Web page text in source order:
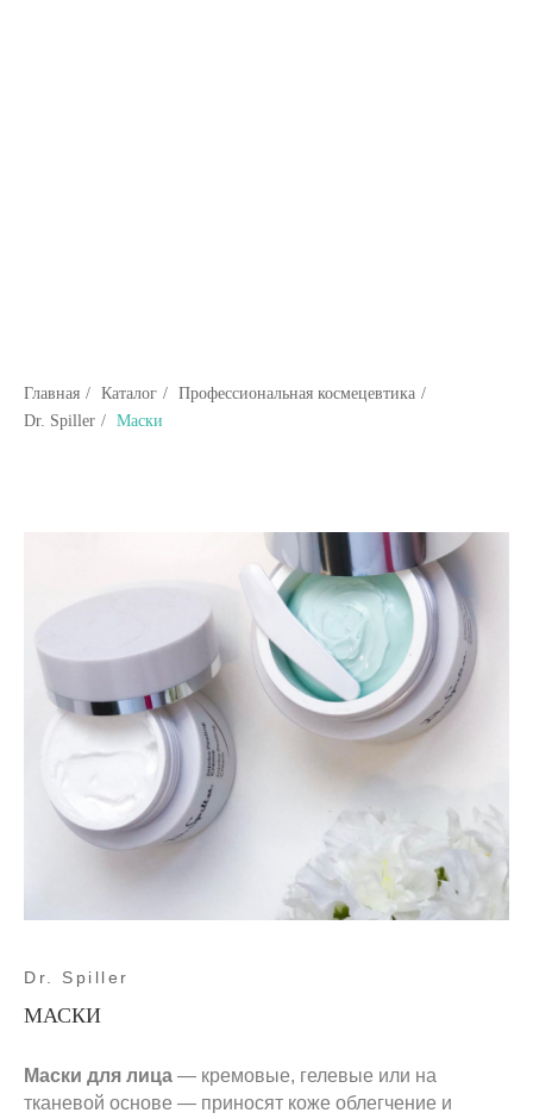
Главная / Каталог / Профессиональная космецевтика /
Dr. Spiller / Маски
Dr. Spiller
МАСКИ
Маски для лица — кремовые, гелевые или на
тканевой основе — приносят коже облегчение и